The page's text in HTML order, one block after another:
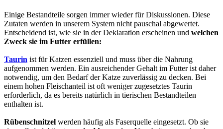
Einige Bestandteile sorgen immer wieder für Diskussionen. Diese
Zutaten werden in unserem System nicht pauschal abgewertet.
Entscheidend ist, wie sie in der Deklaration erscheinen und welchen
Zweck sie im Futter erfüllen:
Taurin ist für Katzen essenziell und muss über die Nahrung
aufgenommen werden. Ein ausreichender Gehalt im Futter ist daher
notwendig, um den Bedarf der Katze zuverlässig zu decken. Bei
einem hohen Fleischanteil ist oft weniger zugesetztes Taurin
erforderlich, da es bereits natürlich in tierischen Bestandteilen
enthalten ist.
Rübenschnitzel werden häufig als Faserquelle eingesetzt. Ob sie